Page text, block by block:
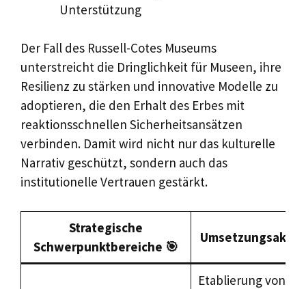
Unterstützung
Der Fall des Russell-Cotes Museums
unterstreicht die Dringlichkeit für Museen, ihre
Resilienz zu stärken und innovative Modelle zu
adoptieren, die den Erhalt des Erbes mit
reaktionsschnellen Sicherheitsansätzen
verbinden. Damit wird nicht nur das kulturelle
Narrativ geschützt, sondern auch das
institutionelle Vertrauen gestärkt.
Strategische
Schwerpunktbereiche 🎯
Etablierung von